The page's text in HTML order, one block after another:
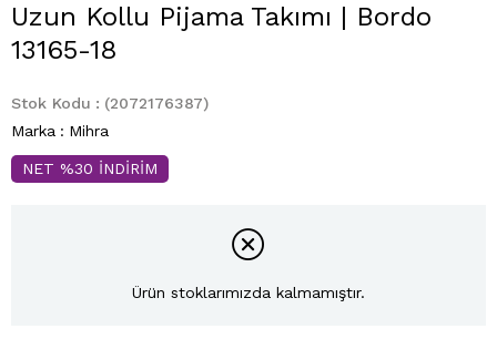
Uzun Kollu Pijama Takımı | Bordo
13165-18
Stok Kodu
(2072176387)
Marka : Mihra
NET %30 İNDİRİM
Ürün stoklarımızda kalmamıştır.